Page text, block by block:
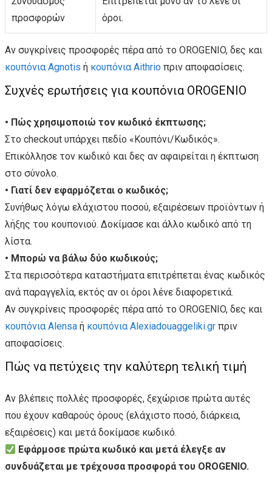
προσφορών
όροι.
Αν συγκρίνεις προσφορές πέρα από το OROGENIO, δες και
κουπόνια Agnotis ή κουπόνια Aithrio πριν αποφασίσεις.
Συχνές ερωτήσεις για κουπόνια OROGENIO
• Πώς χρησιμοποιώ τον κωδικό έκπτωσης;
Στο checkout υπάρχει πεδίο «Κουπόνι/Κωδικός».
Επικόλλησε τον κωδικό και δες αν αφαιρείται η έκπτωση
στο σύνολο.
• Γιατί δεν εφαρμόζεται ο κωδικός;
Συνήθως λόγω ελάχιστου ποσού, εξαιρέσεων προϊόντων ή
λήξης του κουπονιού. Δοκίμασε και άλλο κωδικό από τη
λίστα.
• Μπορώ να βάλω δύο κωδικούς;
Στα περισσότερα καταστήματα επιτρέπεται ένας κωδικός
ανά παραγγελία, εκτός αν οι όροι λένε διαφορετικά.
Αν συγκρίνεις προσφορές πέρα από το OROGENIO, δες και
κουπόνια Alensa ή κουπόνια Alexiadouaggeliki.gr πριν
αποφασίσεις.
Πώς να πετύχεις την καλύτερη τελική τιμή
Αν βλέπεις πολλές προσφορές, ξεχώρισε πρώτα αυτές
που έχουν καθαρούς όρους (ελάχιστο ποσό, διάρκεια,
εξαιρέσεις) και μετά δοκίμασε κωδικό.
Εφάρμοσε πρώτα κωδικό και μετά έλεγξε αν
συνδυάζεται με τρέχουσα προσφορά του OROGENIO.